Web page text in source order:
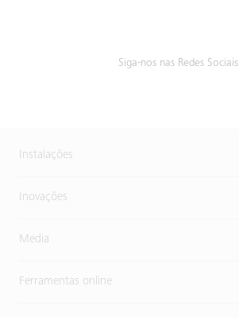
Siga-nos nas Redes Sociais
Instalações
Inovações
Media
Ferramentas online